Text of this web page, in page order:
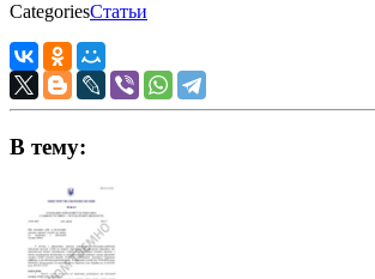
CategoriesСтатьи
В тему: